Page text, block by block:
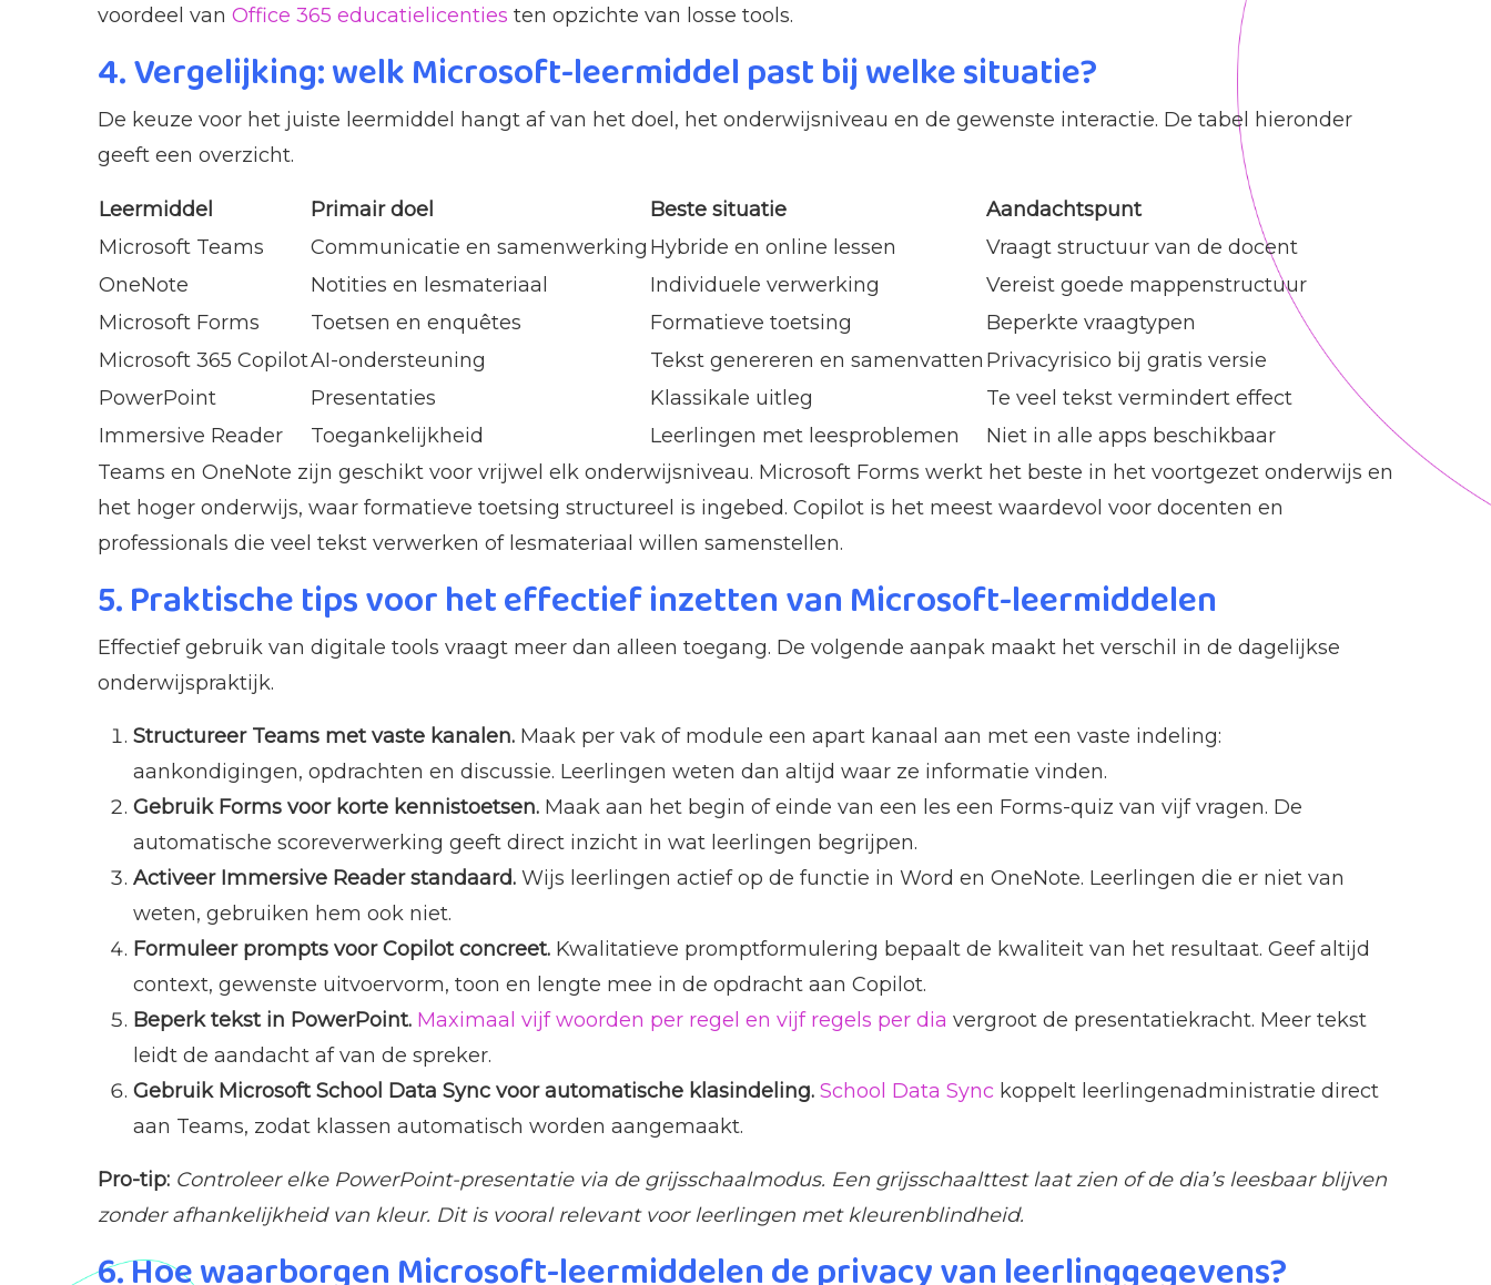
voordeel van Office 365 educatielicenties ten opzichte van losse tools.
4. Vergelijking: welk Microsoft-leermiddel past bij welke situatie?
De keuze voor het juiste leermiddel hangt af van het doel, het onderwijsniveau en de gewenste interactie. De tabel hieronder
geeft een overzicht.
Leermiddel Primair doel Beste situatie
Aandachtspunt
Microsoft Teams
Communicatie en samenwerking Hybride en online lessen
Vraagt structuur van de docent
OneNote
Notities en lesmateriaal Individuele verwerking
Vereist goede mappenstructuur
Microsoft Forms
Toetsen en enquêtes Formatieve toetsing
Beperkte vraagtypen
Microsoft 365 CopilotAI-ondersteuning Tekst genereren en samenvatten Privacyrisico bij gratis versie
PowerPoint
Presentaties Klassikale uitleg
Te veel tekst vermindert effect
Immersive Reader
Toegankelijkheid Leerlingen met leesproblemen
Niet in alle apps beschikbaar
Teams en OneNote zijn geschikt voor vrijwel elk onderwijsniveau. Microsoft Forms werkt het beste in het voortgezet onderwijs en
het hoger onderwijs, waar formatieve toetsing structureel is ingebed. Copilot is het meest waardevol voor docenten en
professionals die veel tekst verwerken of lesmateriaal willen samenstellen.
5. Praktische tips voor het effectief inzetten van Microsoft-leermiddelen
Effectief gebruik van digitale tools vraagt meer dan alleen toegang. De volgende aanpak maakt het verschil in de dagelijkse
onderwijspraktijk.
Structureer Teams met vaste kanalen. Maak per vak of module een apart kanaal aan met een vaste indeling:
aankondigingen, opdrachten en discussie. Leerlingen weten dan altijd waar ze informatie vinden.
Gebruik Forms voor korte kennistoetsen. Maak aan het begin of einde van een les een Forms-quiz van vijf vragen. De
automatische scoreverwerking geeft direct inzicht in wat leerlingen begrijpen.
Activeer Immersive Reader standaard. Wijs leerlingen actief op de functie in Word en OneNote. Leerlingen die er niet van
weten, gebruiken hem ook niet.
Formuleer prompts voor Copilot concreet. Kwalitatieve promptformulering bepaalt de kwaliteit van het resultaat. Geef altijd
context, gewenste uitvoervorm, toon en lengte mee in de opdracht aan Copilot.
Beperk tekst in PowerPoint. Maximaal vijf woorden per regel en vijf regels per dia vergroot de presentatiekracht. Meer tekst
leidt de aandacht af van de spreker.
Gebruik Microsoft School Data Sync voor automatische klasindeling. School Data Sync koppelt leerlingenadministratie direct
aan Teams, zodat klassen automatisch worden aangemaakt.
Pro-tip: Controleer elke PowerPoint-presentatie via de grijsschaalmodus. Een grijsschaalttest laat zien of de dia’s leesbaar blijven
zonder afhankelijkheid van kleur. Dit is vooral relevant voor leerlingen met kleurenblindheid.
6. Hoe waarborgen Microsoft-leermiddelen de privacy van leerlinggegevens?